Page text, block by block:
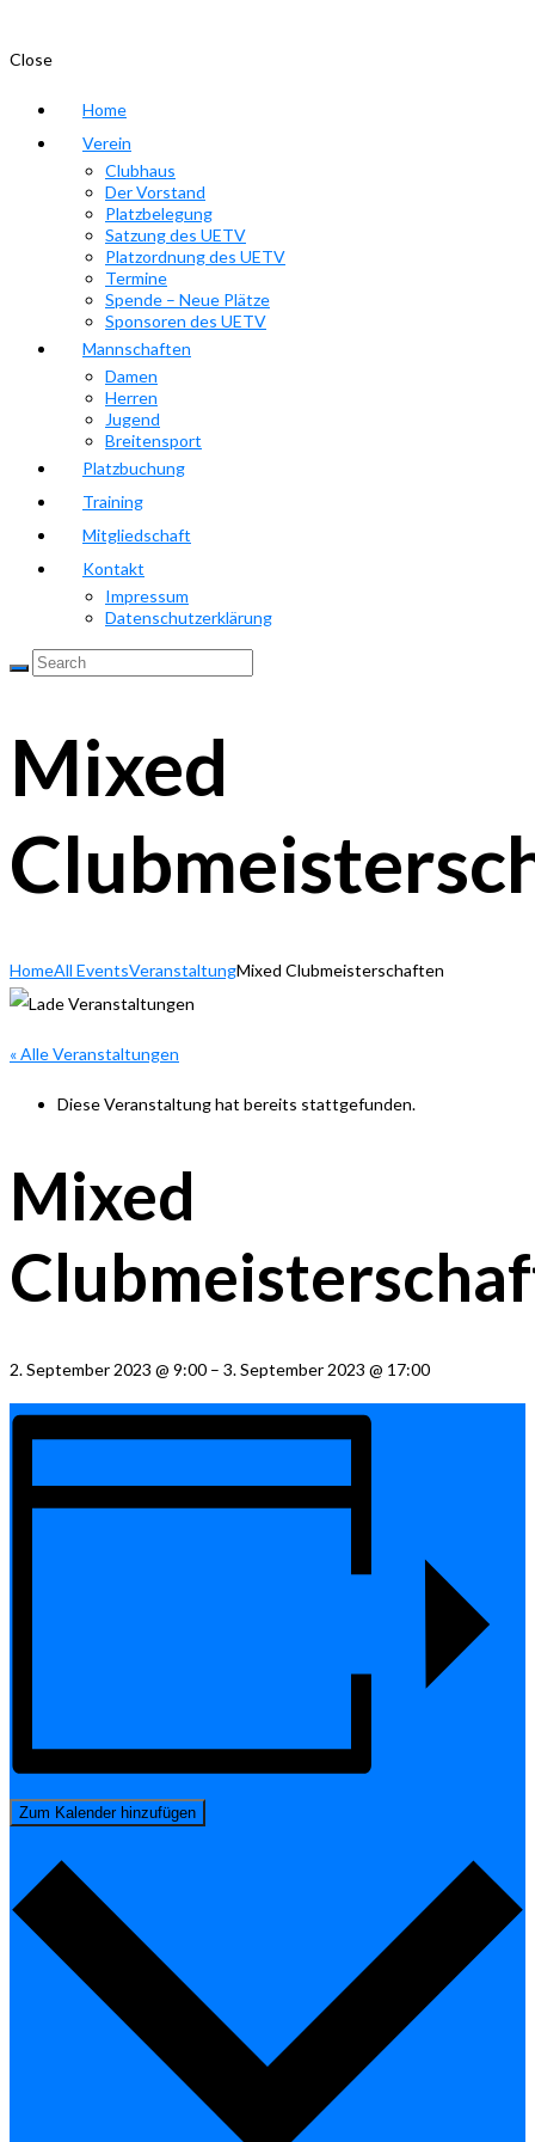
Close
Home
Verein
Clubhaus
Der Vorstand
Platzbelegung
Satzung des UETV
Platzordnung des UETV
Termine
Spende – Neue Plätze
Sponsoren des UETV
Mannschaften
Damen
Herren
Jugend
Breitensport
Platzbuchung
Training
Mitgliedschaft
Kontakt
Impressum
Datenschutzerklärung
Mixed
HomeAll EventsVeranstaltungMixed Clubmeisterschaften
« Alle Veranstaltungen
Diese Veranstaltung hat bereits stattgefunden.
Mixed
2. September 2023 @ 9:00 – 3. September 2023 @ 17:00
Zum Kalender hinzufügen